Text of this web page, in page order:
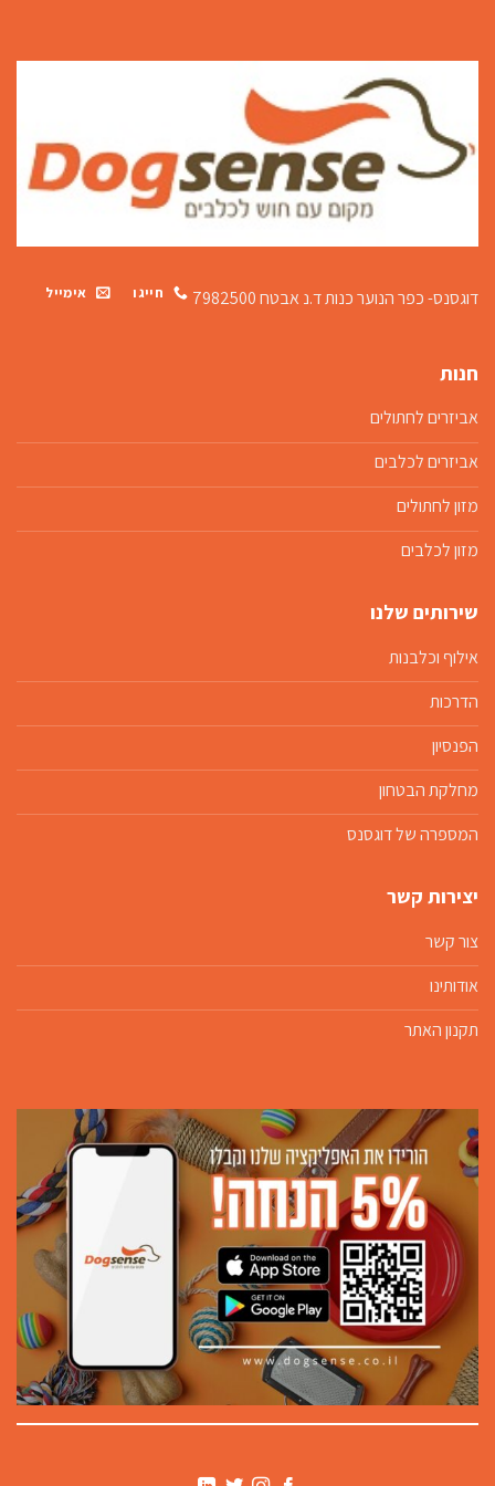
דוגסנס- כפר הנוער כנותד.נ אבטח 7982500 חייגו אימייל
חנות
אביזרים לחתולים
אביזרים לכלבים
מזון לחתולים
מזון לכלבים
שירותים שלנו
אילוף וכלבנות
הדרכות
הפנסיון
מחלקת הבטחון
המספרה של דוגסנס
יצירות קשר
צור קשר
אודותינו
תקנון האתר